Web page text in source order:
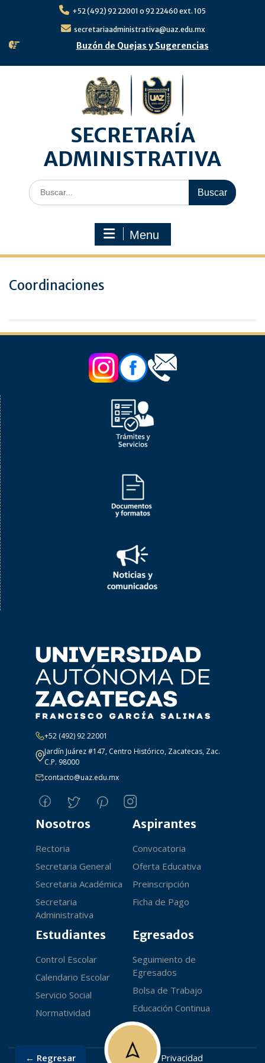
+52 (492) 92 22001 o 92 22460 ext. 105
secretariaadministrativa@uaz.edu.mx
Buzón de Quejas y Sugerencias
SECRETARÍA
ADMINISTRATIVA
Search
for:
Menu
Coordinaciones
← Regresar
+52 (492) 92 22001
Jardín Juárez #147, Centro Histórico, Zacatecas, Zac.
C.P. 98000
contacto@uaz.edu.mx
Nosotros
Rectoria
Secretaria General
Secretaria Académica
Secretaria
Administrativa
Aspirantes
Convocatoria
Oferta Educativa
Preinscripción
Ficha de Pago
Estudiantes
Control Escolar
Calendario Escolar
Servicio Social
Normatividad
Egresados
Seguimiento de
Egresados
Bolsa de Trabajo
Educación Continua
Aviso de Privacidad